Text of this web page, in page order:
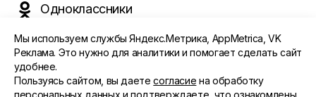
Одноклассники
©️ 2015 - 2026 Интернет-журнал «Морс». Все права
защищены
Мы используем службы Яндекс.Метрика, AppMetrica, VK
Реклама. Это нужно для аналитики и помогает сделать сайт
удобнее.
Пользуясь сайтом, вы даетесогласие на обработку
персональных данных и подтверждаете, что ознакомлены